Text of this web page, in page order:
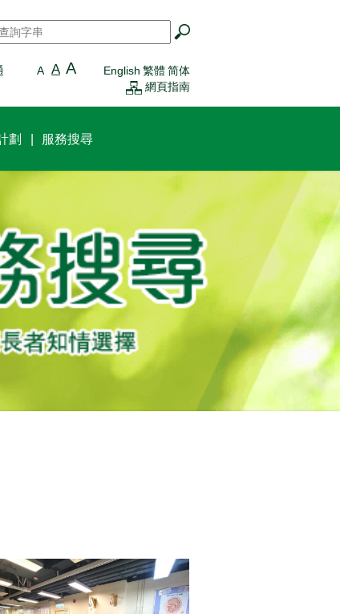
A A A English 繁體 简体
網頁指南
劃 服務搜尋